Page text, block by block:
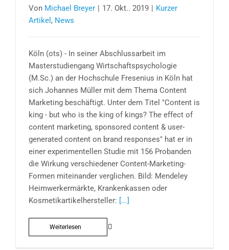
Von Michael Breyer 17. Okt.. 2019
Kurzer
Artikel , News
Köln (ots) - In seiner Abschlussarbeit im
Masterstudiengang Wirtschaftspsychologie
(M.Sc.) an der Hochschule Fresenius in Köln hat
sich Johannes Müller mit dem Thema Content
Marketing beschäftigt. Unter dem Titel "Content is
king - but who is the king of kings? The effect of
content marketing, sponsored content & user-
generated content on brand responses" hat er in
einer experimentellen Studie mit 156 Probanden
die Wirkung verschiedener Content-Marketing-
Formen miteinander verglichen. Bild: Mendeley
Heimwerkermärkte, Krankenkassen oder
Kosmetikartikelhersteller: [...]
Weiterlesen